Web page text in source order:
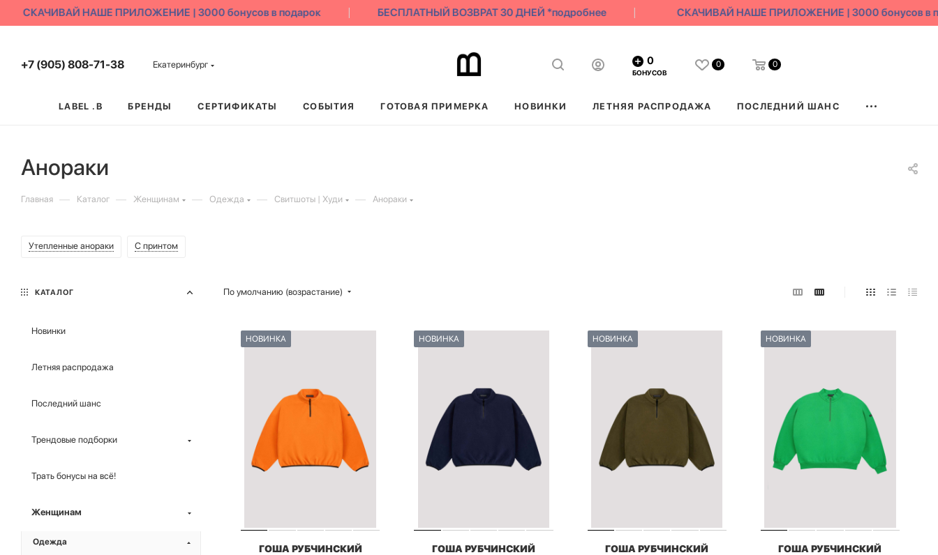
СКАЧИВАЙ НАШЕ ПРИЛОЖЕНИЕ | 3000 бонусов в подарок БЕСПЛАТНЫЙ ВОЗВРАТ 30 ДНЕЙ *подробнее СКАЧИВАЙ НАШЕ ПРИЛОЖЕНИЕ | 3000 бонусов в
+7 (905) 808-71-38 Екатеринбург 0
БОНУСОВ
0 0
LABEL .B БРЕНДЫ СЕРТИФИКАТЫ СОБЫТИЯ ГОТОВАЯ ПРИМЕРКА НОВИНКИ ЛЕТНЯЯ РАСПРОДАЖА ПОСЛЕДНИЙ ШАНС
Анораки
Главная — Каталог — Женщинам — Одежда — Свитшоты | Худи — Анораки
Утепленные анораки С принтом
По умолчанию (возрастание)
НОВИНКА
ГОША РУБЧИНСКИЙ
НОВИНКА
ГОША РУБЧИНСКИЙ
НОВИНКА
ГОША РУБЧИНСКИЙ
НОВИНКА
ГОША РУБЧИНСКИЙ
КАТАЛОГ
Новинки
Летняя распродажа
Последний шанс
Трендовые подборки
Трать бонусы на всё!
Женщинам
Одежда